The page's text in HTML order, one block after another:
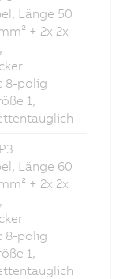
Länge 50
+ 2x 2x
8-polig
1,
Länge 60
+ 2x 2x
8-polig
1,